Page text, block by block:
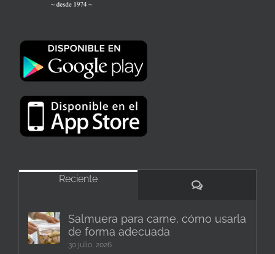
Reciente
Comentarios
Salmuera para carne, cómo usarla
de forma adecuada
30 julio, 2026